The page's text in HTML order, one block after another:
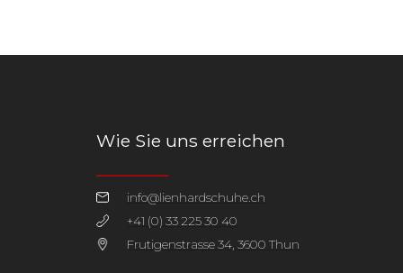
Wie Sie uns erreichen
info@lienhardschuhe.ch
+41 (0) 33 225 30 40
Frutigenstrasse 34, 3600 Thun